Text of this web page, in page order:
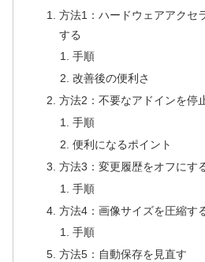
方法1：ハードウェアアクセ
する
手順
改善後の便利さ
方法2：不要なアドインを停
手順
便利になるポイント
方法3：変更履歴をオフにす
手順
方法4：画像サイズを圧縮す
手順
方法5：自動保存を見直す